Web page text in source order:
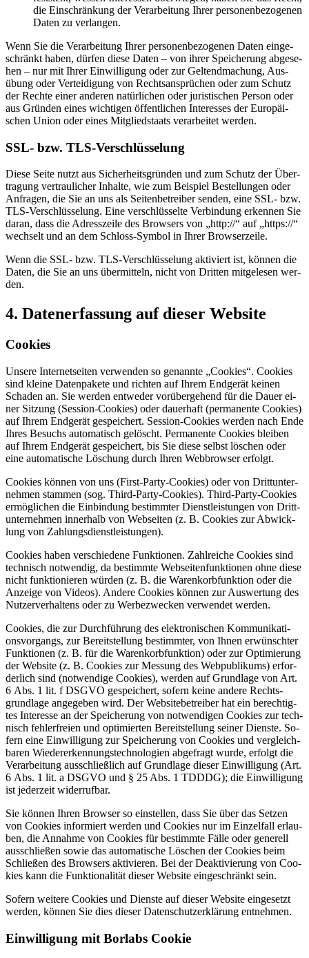
die Ein­schrän­kung der Ver­ar­bei­tung Ih­rer per­so­nen­be­zo­ge­nen
Da­ten zu ver­lan­gen.
Wenn Sie die Ver­ar­bei­tung Ih­rer per­so­nen­be­zo­ge­nen Da­ten ein­ge­
schränkt ha­ben, dür­fen die­se Da­ten – von ih­rer Spei­che­rung ab­ge­se­
hen – nur mit Ih­rer Ein­wil­li­gung oder zur Gel­tend­ma­chung, Aus­
übung oder Ver­tei­di­gung von Rechts­an­sprü­chen oder zum Schutz
der Rech­te ei­ner an­de­ren na­tür­li­chen oder ju­ris­ti­schen Per­son oder
aus Grün­den ei­nes wich­ti­gen öf­fent­li­chen In­ter­es­ses der Eu­ro­päi­
schen Uni­on oder ei­nes Mit­glied­staats ver­ar­bei­tet wer­den.
SSL- bzw. TLS-Ver­schlüs­se­lung
Die­se Sei­te nutzt aus Si­cher­heits­grün­den und zum Schutz der Über­
tra­gung ver­trau­li­cher In­hal­te, wie zum Bei­spiel Be­stel­lun­gen oder
An­fra­gen, die Sie an uns als Sei­ten­be­trei­ber sen­den, eine SSL- bzw.
TLS-Ver­schlüs­se­lung. Eine ver­schlüs­sel­te Ver­bin­dung er­ken­nen Sie
dar­an, dass die Adress­zei­le des Brow­sers von „http://“ auf „https://“
wech­selt und an dem Schloss-Sym­bol in Ih­rer Brow­ser­zei­le.
Wenn die SSL- bzw. TLS-Ver­schlüs­se­lung ak­ti­viert ist, kön­nen die
Da­ten, die Sie an uns über­mit­teln, nicht von Drit­ten mit­ge­le­sen wer­
den.
4. Da­ten­er­fas­sung auf die­ser Web­site
Coo­kies
Un­se­re In­ter­net­sei­ten ver­wen­den so ge­nann­te „Coo­kies“. Coo­kies
sind klei­ne Da­ten­pa­ke­te und rich­ten auf Ih­rem End­ge­rät kei­nen
Scha­den an. Sie wer­den ent­we­der vor­über­ge­hend für die Dau­er ei­
ner Sit­zung (Ses­si­on-Coo­kies) oder dau­er­haft (per­ma­nen­te Coo­kies)
auf Ih­rem End­ge­rät ge­spei­chert. Ses­si­on-Coo­kies wer­den nach Ende
Ih­res Be­suchs au­to­ma­tisch ge­löscht. Per­ma­nen­te Coo­kies blei­ben
auf Ih­rem End­ge­rät ge­spei­chert, bis Sie die­se selbst lö­schen oder
eine au­to­ma­ti­sche Lö­schung durch Ih­ren Web­brow­ser er­folgt.
Coo­kies kön­nen von uns (First-Par­ty-Coo­kies) oder von Dritt­un­ter­
neh­men stam­men (sog. Third-Par­ty-Coo­kies). Third-Par­ty-Coo­kies
er­mög­li­chen die Ein­bin­dung be­stimm­ter Dienst­leis­tun­gen von Dritt­
un­ter­neh­men in­ner­halb von Web­sei­ten (z. B. Coo­kies zur Ab­wick­
lung von Zah­lungs­dienst­leis­tun­gen).
Coo­kies ha­ben ver­schie­de­ne Funk­tio­nen. Zahl­rei­che Coo­kies sind
tech­nisch not­wen­dig, da be­stimm­te Web­sei­ten­funk­tio­nen ohne die­se
nicht funk­tio­nie­ren wür­den (z. B. die Wa­ren­korb­funk­ti­on oder die
An­zei­ge von Vi­de­os). An­de­re Coo­kies kön­nen zur Aus­wer­tung des
Nut­zer­ver­hal­tens oder zu Wer­be­zwe­cken ver­wen­det wer­den.
Coo­kies, die zur Durch­füh­rung des elek­tro­ni­schen Kom­mu­ni­ka­ti­
ons­vor­gangs, zur Be­reit­stel­lung be­stimm­ter, von Ih­nen er­wünsch­ter
Funk­tio­nen (z. B. für die Wa­ren­korb­funk­ti­on) oder zur Op­ti­mie­rung
der Web­site (z. B. Coo­kies zur Mes­sung des Web­pu­bli­kums) er­for­
der­lich sind (not­wen­di­ge Coo­kies), wer­den auf Grund­la­ge von Art.
6 Abs. 1 lit. f DSGVO ge­spei­chert, so­fern kei­ne an­de­re Rechts­
grund­la­ge an­ge­ge­ben wird. Der Web­site­be­trei­ber hat ein be­rech­tig­
tes In­ter­es­se an der Spei­che­rung von not­wen­di­gen Coo­kies zur tech­
nisch feh­ler­frei­en und op­ti­mier­ten Be­reit­stel­lung sei­ner Diens­te. So­
fern eine Ein­wil­li­gung zur Spei­che­rung von Coo­kies und ver­gleich­
ba­ren Wie­der­erken­nungs­tech­no­lo­gien ab­ge­fragt wur­de, er­folgt die
Ver­ar­bei­tung aus­schließ­lich auf Grund­la­ge die­ser Ein­wil­li­gung (Art.
6 Abs. 1 lit. a DSGVO und § 25 Abs. 1 TDDDG); die Ein­wil­li­gung
ist je­der­zeit wi­der­ruf­bar.
Sie kön­nen Ih­ren Brow­ser so ein­stel­len, dass Sie über das Set­zen
von Coo­kies in­for­miert wer­den und Coo­kies nur im Ein­zel­fall er­lau­
ben, die An­nah­me von Coo­kies für be­stimm­te Fäl­le oder ge­ne­rell
aus­schlie­ßen so­wie das au­to­ma­ti­sche Lö­schen der Coo­kies beim
Schlie­ßen des Brow­sers ak­ti­vie­ren. Bei der De­ak­ti­vie­rung von Coo­
kies kann die Funk­tio­na­li­tät die­ser Web­site ein­ge­schränkt sein.
So­fern wei­te­re Coo­kies und Diens­te auf die­ser Web­site ein­ge­setzt
wer­den, kön­nen Sie dies die­ser Da­ten­schutz­er­klä­rung ent­neh­men.
Ein­wil­li­gung mit Borlabs Coo­kie